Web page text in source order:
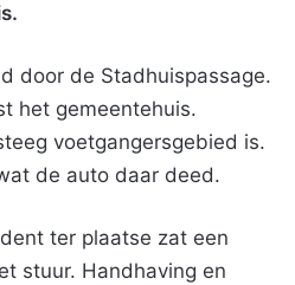
door de Stadhuispassage.
het gemeentehuis.
voetgangersgebied is.
de auto daar deed.
ter plaatse zat een
stuur. Handhaving en